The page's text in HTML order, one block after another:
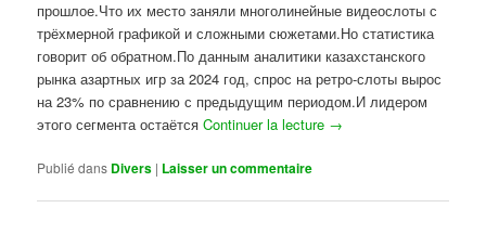
прошлое.Что их место заняли многолинейные видеослоты с
трёхмерной графикой и сложными сюжетами.Но статистика
говорит об обратном.По данным аналитики казахстанского
рынка азартных игр за 2024 год, спрос на ретро-слоты вырос
на 23% по сравнению с предыдущим периодом.И лидером
этого сегмента остаётсяContinuer la lecture →
Publié dans Divers | Laisser un commentaire